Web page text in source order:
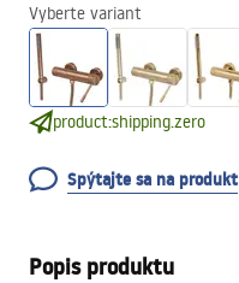
Vyberte variant
product:shipping.zero
Spýtajte sa na produkt
Popis produktu